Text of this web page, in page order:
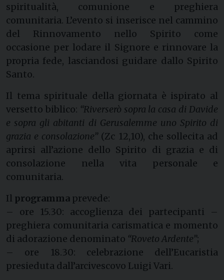
spiritualità, comunione e preghiera
comunitaria. L’evento si inserisce nel cammino
del Rinnovamento nello Spirito come
occasione per lodare il Signore e rinnovare la
propria fede, lasciandosi guidare dallo Spirito
Santo.
Il tema spirituale della giornata è ispirato al
versetto biblico: “Riverserò sopra la casa di Davide
e sopra gli abitanti di Gerusalemme uno Spirito di
grazia e consolazione” (Zc 12,10), che sollecita ad
aprirsi all’azione dello Spirito di grazia e di
consolazione nella vita personale e
comunitaria.
Il programma prevede:
– ore 15.30: accoglienza dei partecipanti –
preghiera comunitaria carismatica e momento
di adorazione denominato “Roveto Ardente”;
– ore 18.30: celebrazione dell’Eucaristia
presieduta dall’arcivescovo Luigi Vari.